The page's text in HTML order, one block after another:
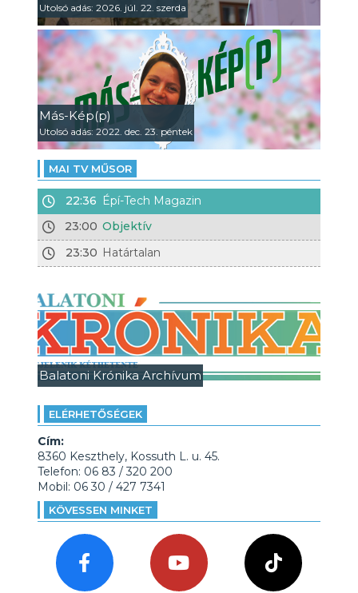
Utolsó adás: 2026. júl. 22. szerda
Más-Kép(p)
Utolsó adás: 2022. dec. 23. péntek
MAI TV MŰSOR
22:36 Épí-Tech Magazin
23:00 Objektív
23:30 Határtalan
Balatoni Krónika Archívum
ELÉRHETŐSÉGEK
Cím:
8360 Keszthely, Kossuth L. u. 45.
Telefon: 06 83 / 320 200
Mobil: 06 30 / 427 7341
KÖVESSEN MINKET